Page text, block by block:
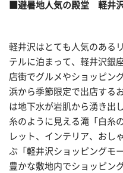
■避暑地人気の殿堂 軽井
軽井沢はとても人気のある
テルに泊まって、軽井沢銀
店街でグルメやショッピン
浜から季節限定で出店する
は地下水が岩肌から湧き出
糸のように見える滝「白糸
レット、インテリア、おし
ぶ「軽井沢ショッピングモ
豊かな敷地内でショッピン